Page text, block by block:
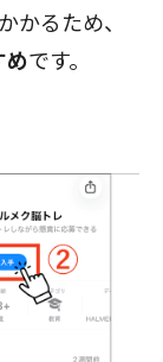
かるため、
めです。